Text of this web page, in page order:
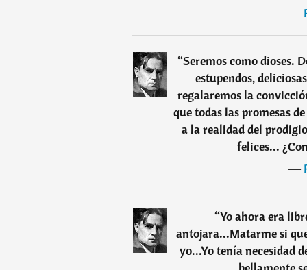
―
“Seremos como dioses.
estupendos,
regalaremos la
que todas las promesas
a la realidad del
felices...
―
“Yo ahora era
antojara...Matarme si
yo...Yo tenía necesidad